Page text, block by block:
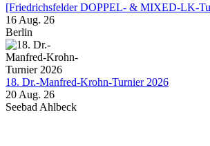
[Friedrichsfelder DOPPEL- & MIXED-LK-
16 Aug. 26
Berlin
18. Dr.-Manfred-Krohn-Turnier 2026
20 Aug. 26
Seebad Ahlbeck